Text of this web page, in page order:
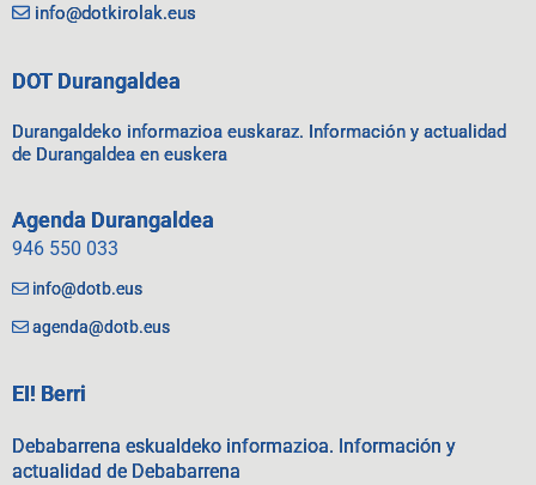
info@dotkirolak.eus
DOT Durangaldea
Durangaldeko informazioa euskaraz. Información y actualidad
de Durangaldea en euskera
Agenda Durangaldea
946 550 033
info@dotb.eus
agenda@dotb.eus
EI! Berri
Debabarrena eskualdeko informazioa. Información y
actualidad de Debabarrena